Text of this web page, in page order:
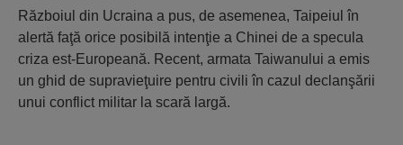
Războiul din Ucraina a pus, de asemenea, Taipeiul în
alertă faţă orice posibilă intenţie a Chinei de a specula
criza est-Europeană. Recent, armata Taiwanului a emis
un ghid de supravieţuire pentru civili în cazul declanşării
unui conflict militar la scară largă.